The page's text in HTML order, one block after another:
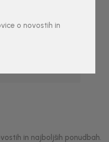
ponudbah.
in najboljših ponudbah.
o novostih in